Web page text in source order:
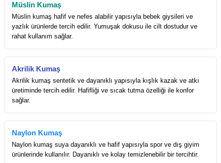
Müslin Kumaş
Müslin kumaş hafif ve nefes alabilir yapısıyla bebek giysileri ve
yazlık ürünlerde tercih edilir. Yumuşak dokusu ile cilt dostudur ve
rahat kullanım sağlar.
Akrilik Kumaş
Akrilik kumaş sentetik ve dayanıklı yapısıyla kışlık kazak ve atkı
üretiminde tercih edilir. Hafifliği ve sıcak tutma özelliği ile konfor
sağlar.
Naylon Kumaş
Naylon kumaş suya dayanıklı ve hafif yapısıyla spor ve dış giyim
ürünlerinde kullanılır. Dayanıklı ve kolay temizlenebilir bir tercihtir.